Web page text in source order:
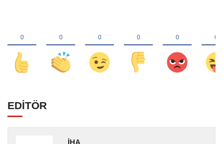
EDİTÖR
İHA